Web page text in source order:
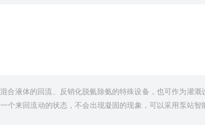
合液体的回流、反销化脱氨除氨的特殊设备，也可作为灌溉
个来回流动的状态，不会出现凝固的现象，可以采用泵站智